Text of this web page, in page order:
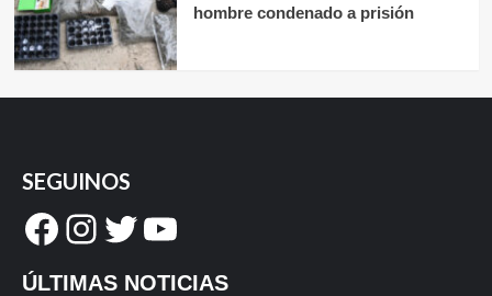
hombre condenado a prisión
SEGUINOS
Facebook
Instagram
Twitter
YouTube
ÚLTIMAS NOTICIAS